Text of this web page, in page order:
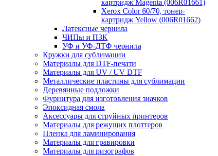
картридж Magenta (006R01661)
Xerox Color 60/70, тонер-
картридж Yellow (006R01662)
Латексные чернила
ЧИПы и ПЗК
УФ и УФ-ДТФ чернила
Кружки для сублимации
Материалы для DTF-печати
Материалы для UV / UV DTF
Металлические пластины для сублимации
Деревянные подложки
Фурнитура для изготовления значков
Эпоксидная смола
Аксессуары для струйных принтеров
Материалы для режущих плоттеров
Пленка для ламинирования
Материалы для гравировки
Материалы для ризографов